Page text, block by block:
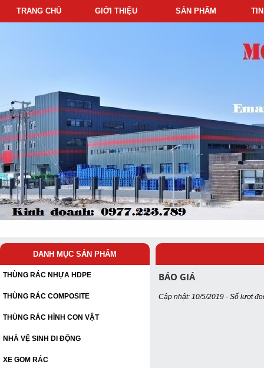
TRANG CHỦ GIỚI THIỆU SẢN PHẨM
DANH MỤC SẢN PHẨM
THÙNG RÁC NHỰA HDPE
THÙNG RÁC COMPOSITE
THÙNG RÁC HÌNH CON VẬT
NHÀ VỆ SINH DI ĐỘNG
XE GOM RÁC
BÁO GIÁ
Cập nhật: 10/5/2019 - Số lượt